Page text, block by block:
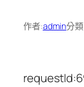
作者:admin分